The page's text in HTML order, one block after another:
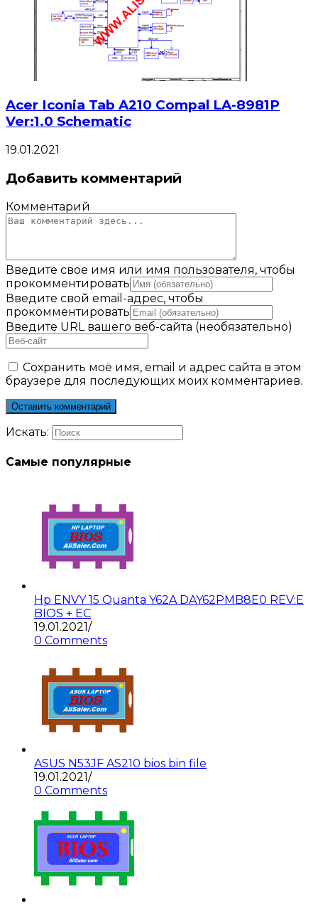
Acer Iconia Tab A210 Compal LA-8981P
Ver:1.0 Schematic
19.01.2021
Добавить комментарий
Комментарий
Введите свое имя или имя пользователя, чтобы
прокомментировать
Введите свой email-адрес, чтобы
прокомментировать
Введите URL вашего веб-сайта (необязательно)
Сохранить моё имя, email и адрес сайта в этом
браузере для последующих моих комментариев.
Искать:
Самые популярные
Hp ENVY 15 Quanta Y62A DAY62PMB8E0 REV:E
BIOS + EC
19.01.2021/
0 Comments
ASUS N53JF AS210 bios bin file
19.01.2021/
0 Comments